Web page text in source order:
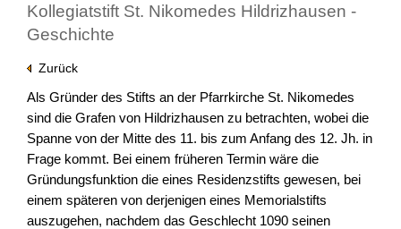
Kollegiatstift St. Nikomedes Hildrizhausen -
Geschichte
Zurück
Als Gründer des Stifts an der Pfarrkirche St. Nikomedes
sind die Grafen von Hildrizhausen zu betrachten, wobei die
Spanne von der Mitte des 11. bis zum Anfang des 12. Jh. in
Frage kommt. Bei einem früheren Termin wäre die
Gründungsfunktion die eines Residenzstifts gewesen, bei
einem späteren von derjenigen eines Memorialstifts
auszugehen, nachdem das Geschlecht 1090 seinen